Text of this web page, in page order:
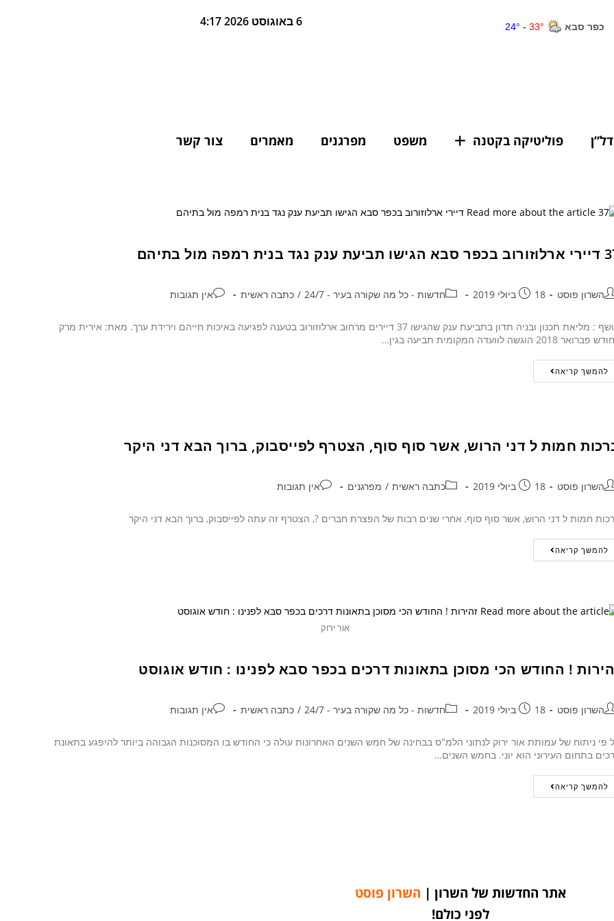
6 באוגוסט 2026 4:17
פוליטיקה בקטנה משפט מפרגנים מאמרים צור קשר
ענק נגד בנית רמפה מול בתיהם
השרון פוסט 18 ביולי 2019 חדשות - כל מה שקורה בעיר - 24/7 / כתבה ראשית אין תגובות
חושף : מליאת תכנון ובניה תדון בתביעת ענק שהגישו 37 דיירים מרחוב ארלוזורוב בטענה לפגיעה באיכות חייהם וירידת ערך. מאת: אירית מרק
2018 הוגשה לוועדה המקומית תביעה בגין…
להמשך קריאה
חמות ל דני הרוש, אשר סוף סוף, הצטרף לפייסבוק, ברוך הבא דני היקר
השרון פוסט 18 ביולי 2019 כתבה ראשית / מפרגנים אין תגובות
חמות ל דני הרוש, אשר סוף סוף, אחרי שנים רבות של הפצרת חברים ?, הצטרף זה עתה לפייסבוק, ברוך הבא דני היקר
להמשך קריאה
אור ירוק
! החודש הכי מסוכן בתאונות דרכים בכפר סבא לפנינו : חודש אוגוסט
השרון פוסט 18 ביולי 2019 חדשות - כל מה שקורה בעיר - 24/7 / כתבה ראשית אין תגובות
פי ניתוח של עמותת אור ירוק לנתוני הלמ"ס בבחינה של חמש השנים האחרונות עולה כי החודש בו המסוכנות הגבוהה ביותר להיפגע בתאונת
בתחום העירוני הוא יוני. בחמש השנים…
להמשך קריאה
אתר החדשות של השרון | השרון פוסט
לפני כולם!